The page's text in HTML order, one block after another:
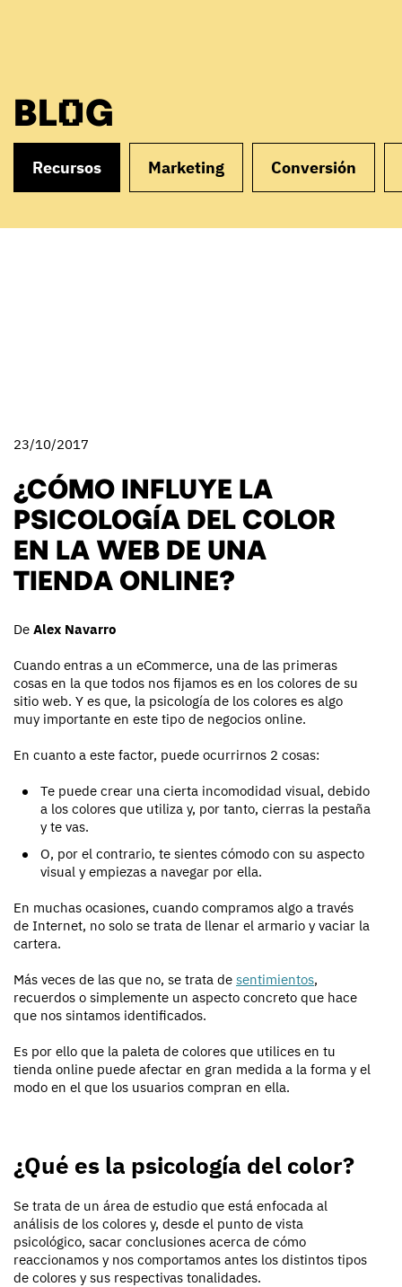
BLOG
Recursos Marketing Conversión
23/10/2017
¿CÓMO INFLUYE LA
PSICOLOGÍA DEL COLOR
EN LA WEB DE UNA
TIENDA ONLINE?
De Alex Navarro
Cuando entras a un eCommerce, una de las primeras
cosas en la que todos nos fijamos es en los colores de su
sitio web. Y es que, la psicología de los colores es algo
muy importante en este tipo de negocios online.
En cuanto a este factor, puede ocurrirnos 2 cosas:
Te puede crear una cierta incomodidad visual, debido
a los colores que utiliza y, por tanto, cierras la pestaña
y te vas.
O, por el contrario, te sientes cómodo con su aspecto
visual y empiezas a navegar por ella.
En muchas ocasiones, cuando compramos algo a través
de Internet, no solo se trata de llenar el armario y vaciar la
cartera.
Más veces de las que no, se trata de sentimientos,
recuerdos o simplemente un aspecto concreto que hace
que nos sintamos identificados.
Es por ello que la paleta de colores que utilices en tu
tienda online puede afectar en gran medida a la forma y el
modo en el que los usuarios compran en ella.
¿Qué es la psicología del color?
Se trata de un área de estudio que está enfocada al
análisis de los colores y, desde el punto de vista
psicológico, sacar conclusiones acerca de cómo
reaccionamos y nos comportamos antes los distintos tipos
de colores y sus respectivas tonalidades.